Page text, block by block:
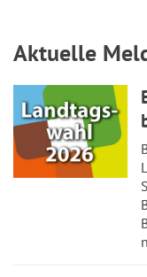
Aktuelle